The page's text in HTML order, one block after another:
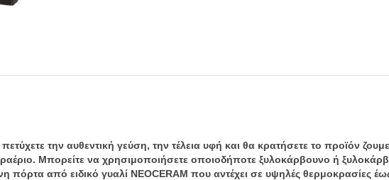
την αυθεντική γεύση, την τέλεια υφή και θα κρατήσετε το προϊόν
Μπορείτε να χρησιμοποιήσετε οποιοδήποτε ξυλοκάρβουνο ή
πόρτα από ειδικό γυαλί NEOCERAM που αντέχει σε υψηλές θερμοκρασίες